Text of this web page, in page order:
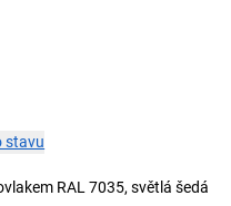
stavu
RAL 7035, světlá šedá